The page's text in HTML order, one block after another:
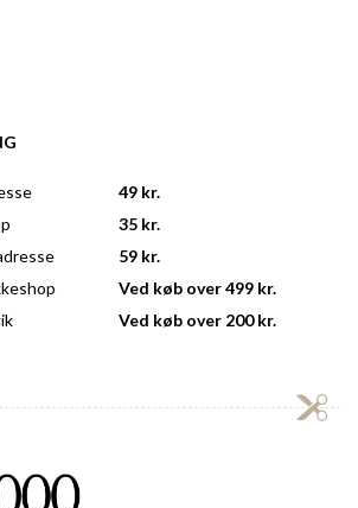
49 kr.
35 kr.
59 kr.
Ved køb over 499 kr.
Ved køb over 200 kr.